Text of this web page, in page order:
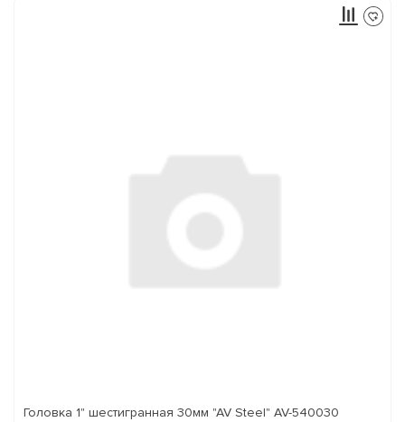
Головка 1" шестигранная 30мм "AV Steel" AV-540030